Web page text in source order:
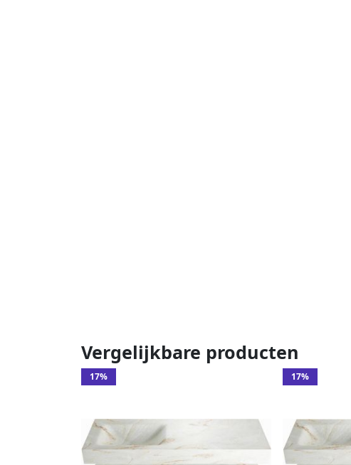
Vergelijkbare producten
17% 17%